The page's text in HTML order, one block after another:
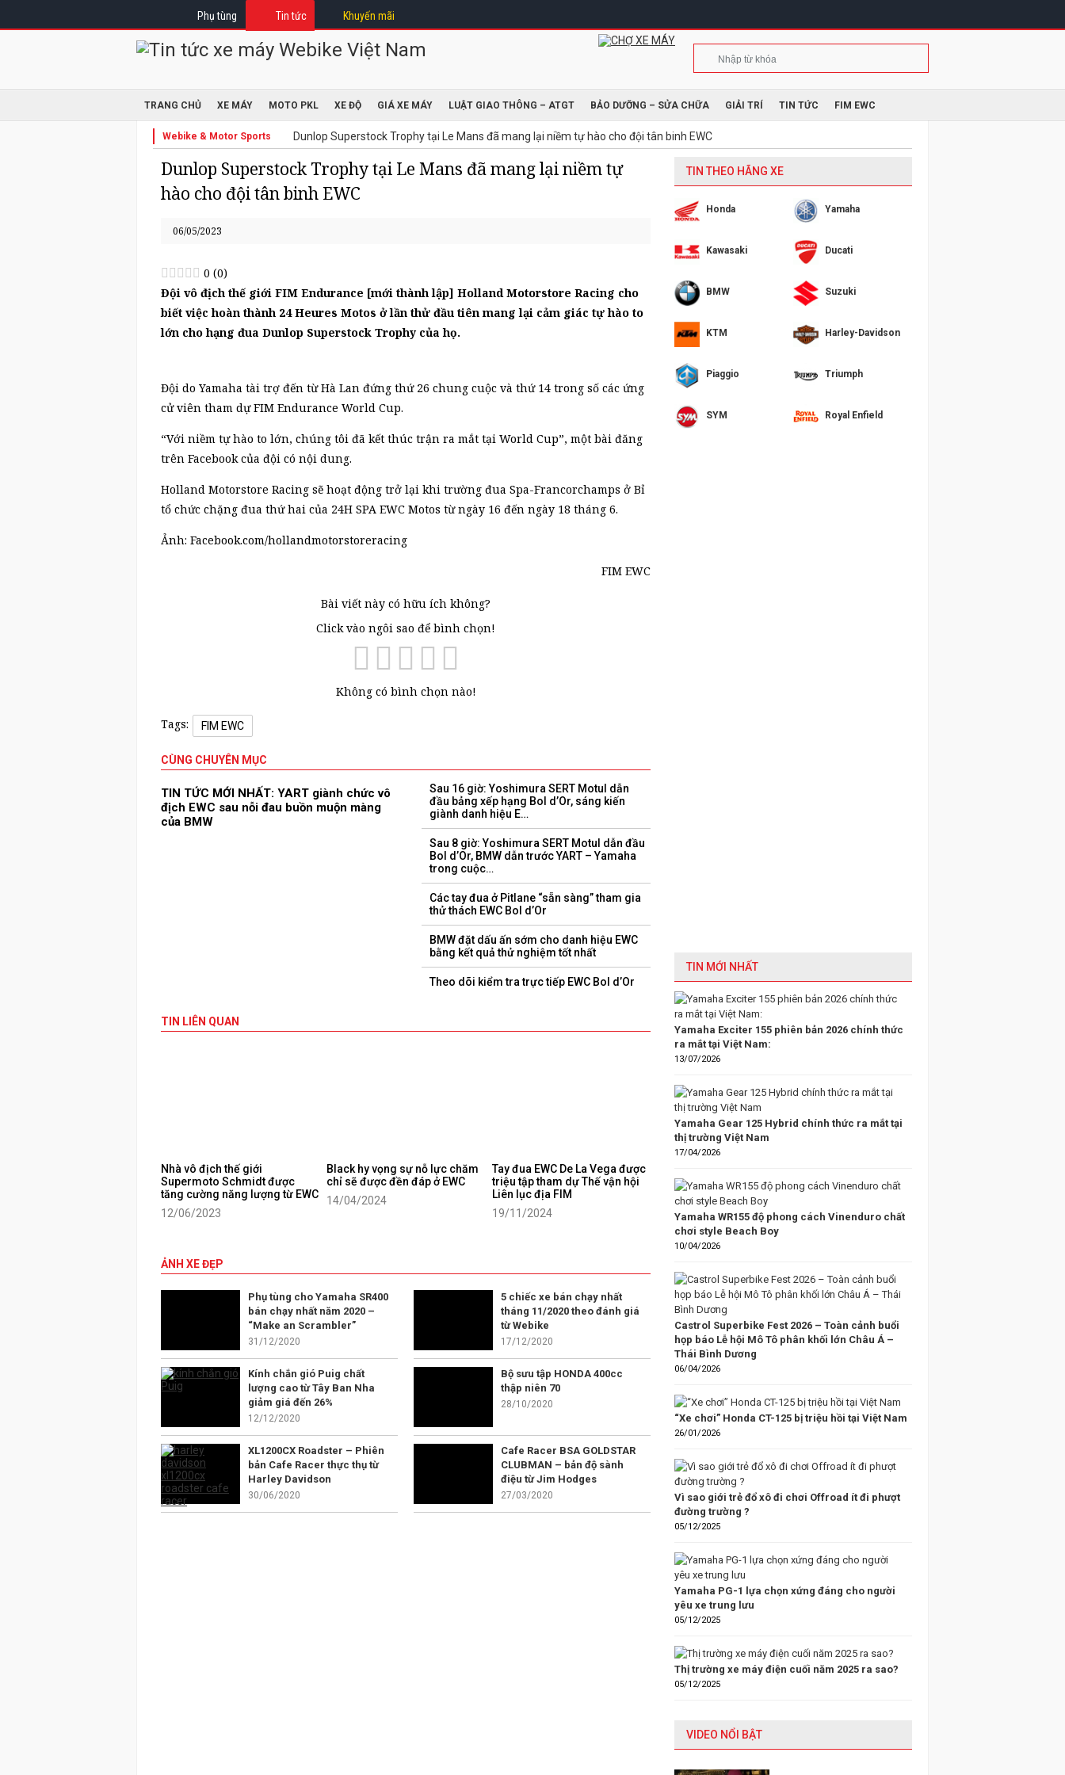
Phụ tùng Tin tức Khuyến mãi
TRANG CHỦ XE MÁY MOTO PKL XE ĐỘ GIÁ XE MÁY LUẬT GIAO THÔNG – ATGT BẢO DƯỠNG – SỬA CHỮA GIẢI TRÍ TIN TỨC FIM EWC
Webike & Motor Sports Dunlop Superstock Trophy tại Le Mans đã mang lại niềm tự hào cho đội tân binh EWC
Dunlop Superstock Trophy tại Le Mans đã mang lại niềm tự
hào cho đội tân binh EWC
06/05/2023
0 (0)
Đội vô địch thế giới FIM Endurance [mới thành lập] Holland Motorstore Racing cho
biết việc hoàn thành 24 Heures Motos ở lần thử đầu tiên mang lại cảm giác tự hào to
lớn cho hạng đua Dunlop Superstock Trophy của họ.
Đội do Yamaha tài trợ đến từ Hà Lan đứng thứ 26 chung cuộc và thứ 14 trong số các ứng
cử viên tham dự FIM Endurance World Cup.
“Với niềm tự hào to lớn, chúng tôi đã kết thúc trận ra mắt tại World Cup”, một bài đăng
trên Facebook của đội có nội dung.
Holland Motorstore Racing sẽ hoạt động trở lại khi trường đua Spa-Francorchamps ở Bỉ
tổ chức chặng đua thứ hai của 24H SPA EWC Motos từ ngày 16 đến ngày 18 tháng 6.
Ảnh: Facebook.com/hollandmotorstoreracing
FIM EWC
Bài viết này có hữu ích không?
Click vào ngôi sao để bình chọn!
Không có bình chọn nào!
Tags: FIM EWC
CÙNG CHUYÊN MỤC
TIN TỨC MỚI NHẤT: YART giành chức vô
địch EWC sau nỗi đau buồn muộn màng
của BMW
Sau 16 giờ: Yoshimura SERT Motul dẫn
đầu bảng xếp hạng Bol d’Or, sáng kiến ​​
giành danh hiệu E…
Sau 8 giờ: Yoshimura SERT Motul dẫn đầu
Bol d’Or, BMW dẫn trước YART – Yamaha
trong cuộc…
Các tay đua ở Pitlane “sẵn sàng” tham gia
thử thách EWC Bol d’Or
BMW đặt dấu ấn sớm cho danh hiệu EWC
bằng kết quả thử nghiệm tốt nhất
Theo dõi kiểm tra trực tiếp EWC Bol d’Or
TIN LIÊN QUAN
Nhà vô địch thế giới
Supermoto Schmidt được
tăng cường năng lượng từ EWC
12/06/2023
Black hy vọng sự nỗ lực chăm
chỉ sẽ được đền đáp ở EWC
14/04/2024
Tay đua EWC De La Vega được
triệu tập tham dự Thế vận hội
Liên lục địa FIM
19/11/2024
ẢNH XE ĐẸP
Phụ tùng cho Yamaha SR400
bán chạy nhất năm 2020 –
“Make an Scrambler”
31/12/2020
5 chiếc xe bán chạy nhất
tháng 11/2020 theo đánh giá
từ Webike
17/12/2020
Kính chắn gió Puig chất
lượng cao từ Tây Ban Nha
giảm giá đến 26%
12/12/2020
Bộ sưu tập HONDA 400cc
thập niên 70
28/10/2020
XL1200CX Roadster – Phiên
bản Cafe Racer thực thụ từ
Harley Davidson
30/06/2020
Cafe Racer BSA GOLDSTAR
CLUBMAN – bản độ sành
điệu từ Jim Hodges
27/03/2020
TIN THEO HÃNG XE
Honda Yamaha
Kawasaki Ducati
BMW Suzuki
KTM Harley-Davidson
Piaggio Triumph
SYM Royal Enfield
TIN MỚI NHẤT
Yamaha Exciter 155 phiên bản 2026 chính thức
ra mắt tại Việt Nam:
13/07/2026
Yamaha Gear 125 Hybrid chính thức ra mắt tại
thị trường Việt Nam
17/04/2026
Yamaha WR155 độ phong cách Vinenduro chất
chơi style Beach Boy
10/04/2026
Castrol Superbike Fest 2026 – Toàn cảnh buổi
họp báo Lễ hội Mô Tô phân khối lớn Châu Á –
Thái Bình Dương
06/04/2026
“Xe chơi” Honda CT-125 bị triệu hồi tại Việt Nam
26/01/2026
Vì sao giới trẻ đổ xô đi chơi Offroad ít đi phượt
đường trường ?
05/12/2025
Yamaha PG-1 lựa chọn xứng đáng cho người
yêu xe trung lưu
05/12/2025
Thị trường xe máy điện cuối năm 2025 ra sao?
05/12/2025
VIDEO NỔI BẬT